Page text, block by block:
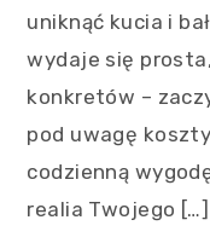
uniknąć kucia i
wydaje się
konkretów –
pod uwagę
codzienną
realia Twojego […]